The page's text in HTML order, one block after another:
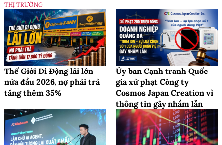
THỊ TRƯỜNG
Thế Giới Di Động lãi lớn
nửa đầu 2026, nợ phải trả
tăng thêm 35%
Ủy ban Cạnh tranh Quốc
gia xử phạt Công ty
Cosmos Japan Creation vì
thông tin gây nhầm lẫn